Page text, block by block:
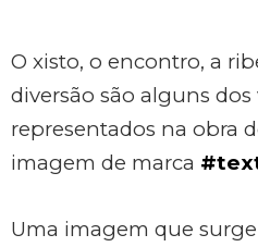
O xisto, o encontro, a
diversão são alguns dos
representados na obra
imagem de marca
Uma imagem que